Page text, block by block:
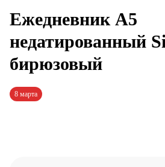
Ежедневник A5
недатированный
бирюзовый
8 марта